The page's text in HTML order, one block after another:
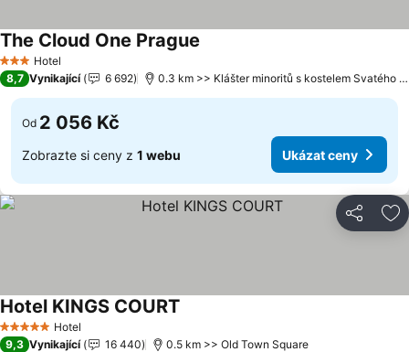
3 Počet hvězdiček
Hotel
The Cloud One Prague
8,7 Vynikající 6 692 0.3 km >> Klášter minoritů s kostelem Svatého Jakuba Většího
Od 2 056 Kč
Zobrazte si ceny z 1 webu Ukázat ceny
Sdílet
5 Počet hvězdiček
Hotel
Hotel KINGS COURT
9,3 Vynikající 16 440 0.5 km >> Old Town Square